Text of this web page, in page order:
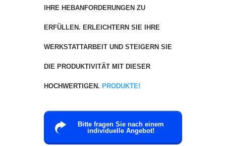
IHRE HEBANFORDERUNGEN ZU
ERFÜLLEN. ERLEICHTERN SIE IHRE
WERKSTATTARBEIT UND STEIGERN SIE
DIE PRODUKTIVITÄT MIT DIESER
HOCHWERTIGEN. PRODUKTE!
Bitte fragen Sie nach einem
individuelle Angebot!